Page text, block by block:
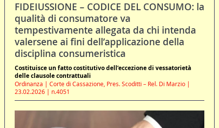
FIDEIUSSIONE – CODICE DEL CONSUMO: la
qualità di consumatore va
tempestivamente allegata da chi intenda
valersene ai fini dell’applicazione della
disciplina consumeristica
Costituisce un fatto costitutivo dell’eccezione di vessatorietà
delle clausole contrattuali
Ordinanza | Corte di Cassazione, Pres. Scoditti – Rel. Di Marzio |
23.02.2026 | n.4051